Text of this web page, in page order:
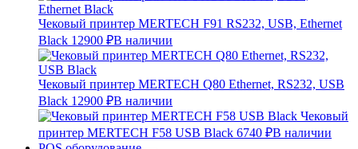
Чековый принтер MERTECH F91 RS232, USB, Ethernet
Black 12900 ₽В наличии
Чековый принтер MERTECH Q80 Ethernet, RS232, USB
Black 12900 ₽В наличии
Чековый
принтер MERTECH F58 USB Black 6740 ₽В наличии